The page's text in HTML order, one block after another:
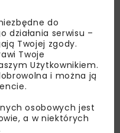
do
działania serwisu –
Twojej zgody.
Twoje
Użytkownikiem.
i można ją
osobowych jest
a w niektórych